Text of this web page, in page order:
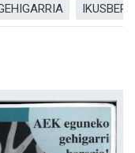
IKUSBERA